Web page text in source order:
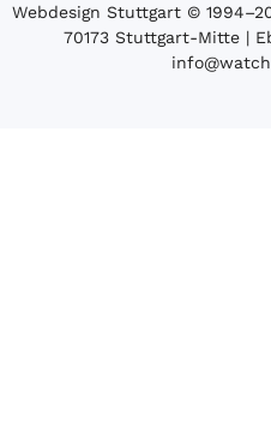
Webdesign Stuttgart ©
70173 Stuttgart-Mitte |